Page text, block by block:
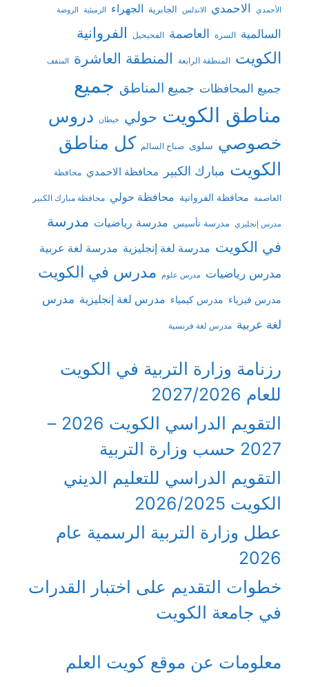
الأحمدي الاحمدي الاندلس الجابرية الجهراء الرميثية الروضة
السالمية السرة العاصمة الفحيحيل الفروانية
الكويت المنطقة الرابعة المنطقة العاشرة المنقف
جميع المحافظات جميع المناطق جميع
مناطق الكويت حولي خيطان دروس
خصوصي سلوى صباح السالم كل مناطق
الكويت مبارك الكبير محافظة الاحمدي محافظة
العاصمة محافظة الفروانية محافظة حولي محافظة مبارك الكبير
مدرس إنجليزي مدرسة تأسيس مدرسة رياضيات مدرسة
في الكويت مدرسة لغة إنجليزية مدرسة لغة عربية
مدرس رياضيات مدرس علوم مدرس في الكويت
مدرس فيزياء مدرس كيمياء مدرس لغة إنجليزية مدرس
لغة عربية مدرس لغة فرنسية
رزنامة وزارة التربية في الكويت
للعام 2027/2026
التقويم الدراسي الكويت 2026 –
2027 حسب وزارة التربية
التقويم الدراسي للتعليم الديني
الكويت 2026/2025
عطل وزارة التربية الرسمية عام
2026
خطوات التقديم على اختبار القدرات
في جامعة الكويت
معلومات عن موقع كويت العلم